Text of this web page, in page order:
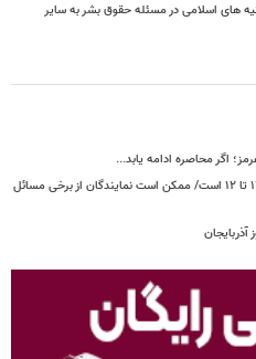
های اسلامی در مسئله حقوق بشر به سایر
اگر محاصره ادامه یابد...
محمودزاده: نمره مجلس دوازهم از ۲۰، بین ۱۱ تا ۱۲ است/ ممکن است نمایندگان از برخی مسائل